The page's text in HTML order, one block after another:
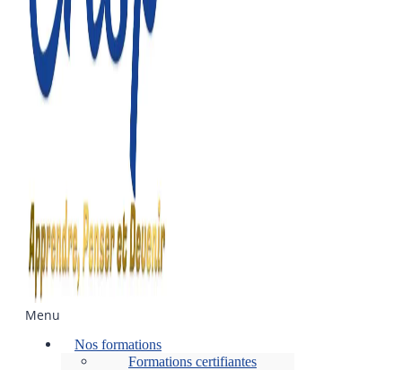
Menu
Nos formations
Formations certifiantes